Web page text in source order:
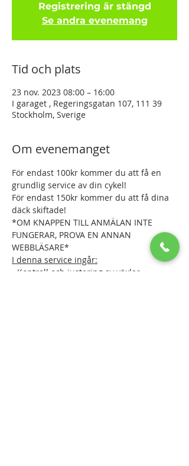
Registrering är stängd
Se andra evenemang
Tid och plats
23 nov. 2023 08:00 – 16:00
I garaget , Regeringsgatan 107, 111 39
Stockholm, Sverige
Om evenemanget
För endast 100kr kommer du att få en
grundlig service av din cykel!
För endast 150kr kommer du att få dina
däck skiftade!
*OM KNAPPEN TILL ANMÄLAN INTE
FUNGERAR, PROVA EN ANNAN
WEBBLÄSARE*
I denna service ingår:
- Kontroll och justering av växlar